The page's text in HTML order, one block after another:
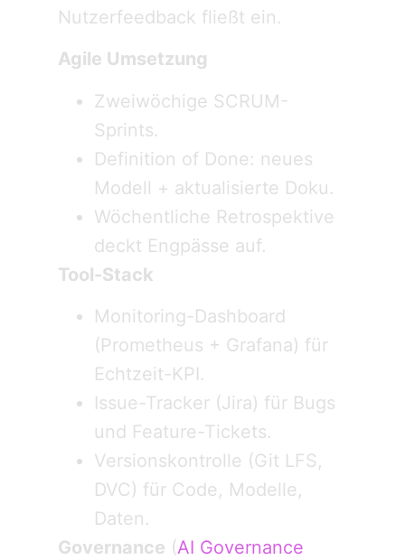
Nutzerfeedback fließt ein.
Agile Umsetzung
Zweiwöchige SCRUM-
Sprints.
Definition of Done: neues
Modell + aktualisierte Doku.
Wöchentliche Retrospektive
deckt Engpässe auf.
Tool-Stack
Monitoring-Dashboard
(Prometheus + Grafana) für
Echtzeit-KPI.
Issue-Tracker (Jira) für Bugs
und Feature-Tickets.
Versionskontrolle (Git LFS,
DVC) für Code, Modelle,
Daten.
Governance (AI Governance